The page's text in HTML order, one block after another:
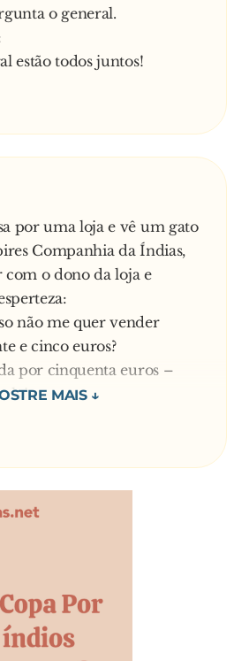
o general.
estão todos juntos!
por uma loja e vê um gato
Companhia da Índias,
com o dono da loja e
não me quer vender
e cinco euros?
por cinquenta euros –
loja.
E já agora, dá-me licença
não ter de perder
O gato até já está
já é o vigésimo terceiro
semana